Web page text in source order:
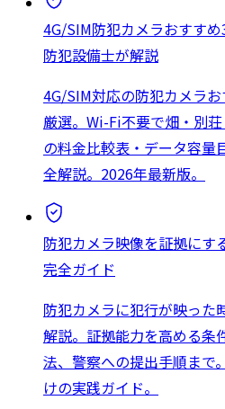
4G/SIM防犯カメラおすす
防犯設備士が解説
4G/SIM対応の防犯カメラ
厳選。Wi-Fi不要で畑・別
の料金比較表・データ容量
全解説。2026年最新版。
防犯カメラ映像を証拠にす
完全ガイド
防犯カメラに犯行が映った
解説。証拠能力を高める条
法、警察への提出手順まで
けの実践ガイド。